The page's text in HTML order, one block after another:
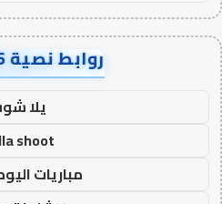
روابط نصية AA98746
يلا
shoot
مباريات